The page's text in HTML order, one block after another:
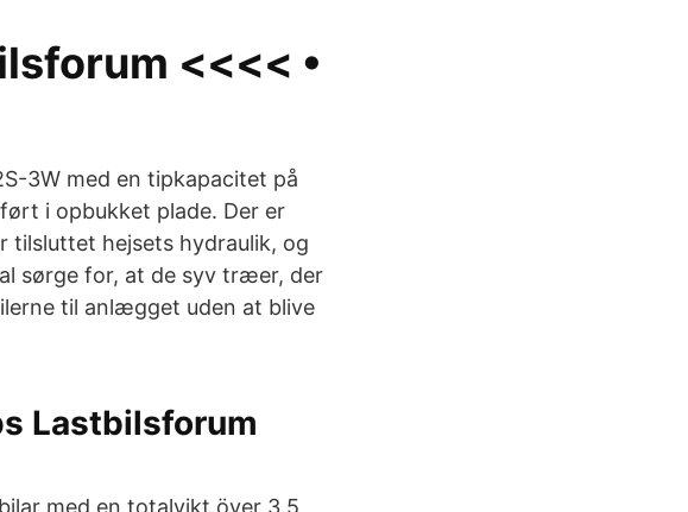
<<<< •
3W med en tipkapacitet på
i opbukket plade. Der er
tilsluttet hejsets hydraulik, og
sørge for, at de syv træer, der
til anlægget uden at blive
Lastbilsforum
med en totalvikt över 3,5